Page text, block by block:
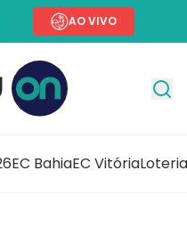
AO VIVO
EC BahiaEC Vitória